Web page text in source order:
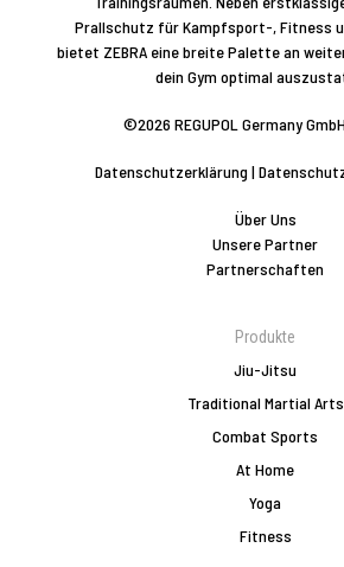
Prallschutz für Kampfsport-, Fitness
bietet ZEBRA eine breite Palette an
dein Gym optimal
©2026 REGUPOL Germany
Datenschutzerklärung |
Über Uns
Unsere Partner
Partnerschaften
Produkte
Jiu-Jitsu
Traditional Martial Arts
Combat Sports
At Home
Yoga
Fitness